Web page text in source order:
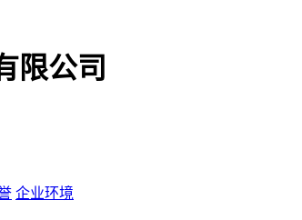
限公司
企业环境